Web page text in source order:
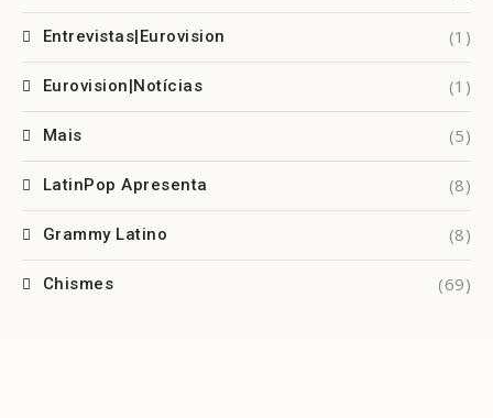
Entrevistas|Eurovision (1)
Eurovision|Notícias (1)
Mais (5)
LatinPop Apresenta (8)
Grammy Latino (8)
Chismes (69)